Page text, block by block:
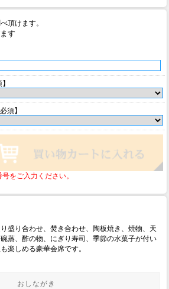
頂けます。
す
須】
をご入力ください。
盛り合わせ、焚き合わせ、陶板焼き、焼物、天
蒸、酢の物、にぎり寿司、季節の水菓子が付い
楽しめる豪華会席です。
おしながき